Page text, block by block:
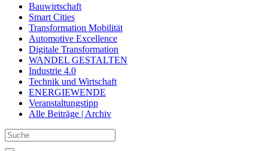
Bauwirtschaft
Smart Cities
Transformation Mobilität
Automotive Excellence
Digitale Transformation
WANDEL GESTALTEN
Industrie 4.0
Technik und Wirtschaft
ENERGIEWENDE
Veranstaltungstipp
Alle Beiträge | Archiv